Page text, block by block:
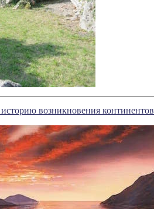
возникновения континентов